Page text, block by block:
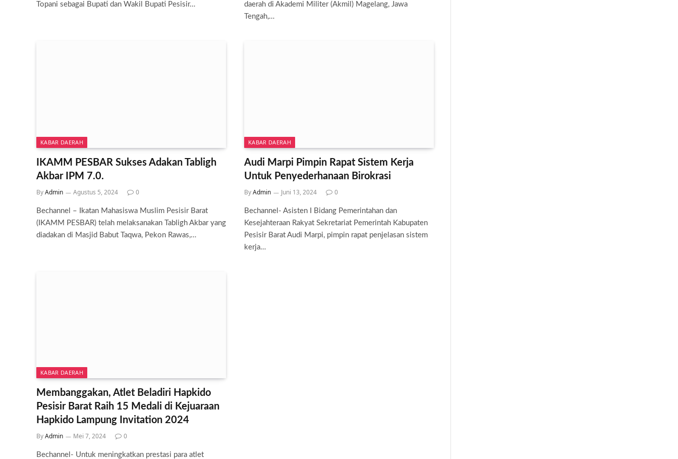
Topani sebagai Bupati dan Wakil Bupati Pesisir…
daerah di Akademi Militer (Akmil) Magelang, Jawa
Tengah,…
KABAR DAERAH
IKAMM PESBAR Sukses Adakan Tabligh
Akbar IPM 7.0.
ByAdmin Agustus 5, 2024 0
Bechannel – Ikatan Mahasiswa Muslim Pesisir Barat
(IKAMM PESBAR) telah melaksanakan Tabligh Akbar yang
diadakan di Masjid Babut Taqwa, Pekon Rawas,…
KABAR DAERAH
Audi Marpi Pimpin Rapat Sistem Kerja
Untuk Penyederhanaan Birokrasi
ByAdmin Juni 13, 2024 0
Bechannel- Asisten I Bidang Pemerintahan dan
Kesejahteraan Rakyat Sekretariat Pemerintah Kabupaten
Pesisir Barat Audi Marpi, pimpin rapat penjelasan sistem
kerja…
KABAR DAERAH
Membanggakan, Atlet Beladiri Hapkido
Pesisir Barat Raih 15 Medali di Kejuaraan
Hapkido Lampung Invitation 2024
ByAdmin Mei 7, 2024 0
Bechannel- Untuk meningkatkan prestasi para atlet